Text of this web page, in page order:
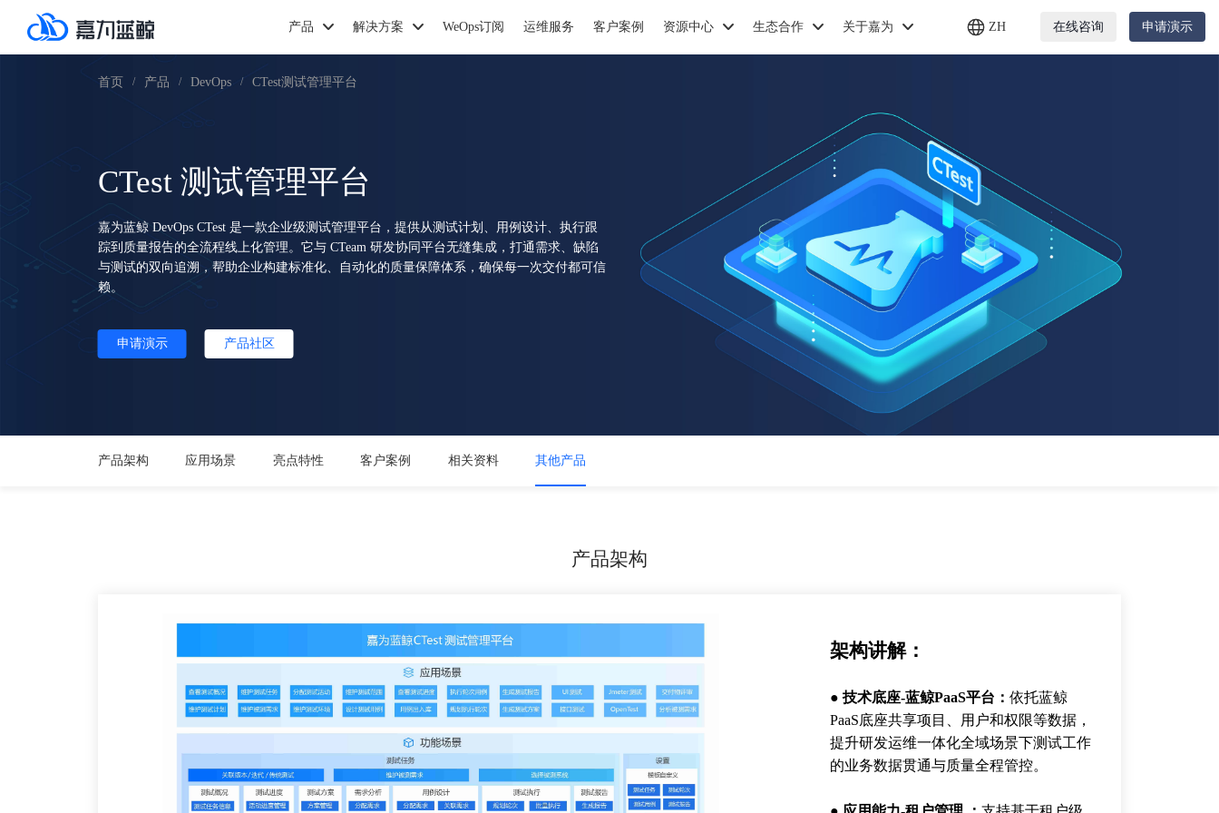
产品 解决方案 WeOps订阅 运维服务 客户案例 资源中心 生态合作 关于嘉为 ZH 在线咨询 申请演示
首页 / 产品 / DevOps / CTest测试管理平台
CTest 测试管理平台
嘉为蓝鲸 DevOps CTest 是一款企业级测试管理平台，提供从测试计划、用例设计、执行跟
踪到质量报告的全流程线上化管理。它与 CTeam 研发协同平台无缝集成，打通需求、缺陷
与测试的双向追溯，帮助企业构建标准化、自动化的质量保障体系，确保每一次交付都可信
赖。
申请演示 产品社区
产品架构 应用场景 亮点特性 客户案例 相关资料 其他产品
产品架构
架构讲解：
● 技术底座-蓝鲸PaaS平台： 依托蓝鲸
PaaS底座共享项目、用户和权限等数据，
提升研发运维一体化全域场景下测试工作
的业务数据贯通与质量全程管控。